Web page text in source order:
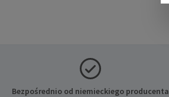
Bezpośrednio od niemieckiego producenta